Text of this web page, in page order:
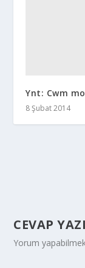
Ynt: Cwm
8 Şubat 2014
CEVAP
Yorum